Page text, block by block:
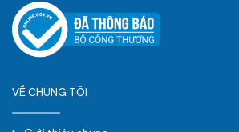
VỀ CHÚNG TÔI